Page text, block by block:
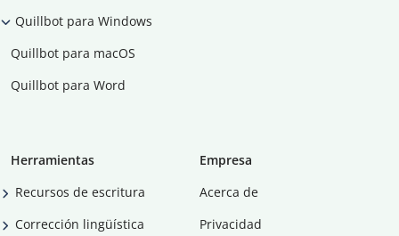
Quillbot para Windows
Quillbot para macOS
Quillbot para Word
Herramientas
Recursos de escritura
Corrección lingüística
Empresa
Acerca de
Privacidad